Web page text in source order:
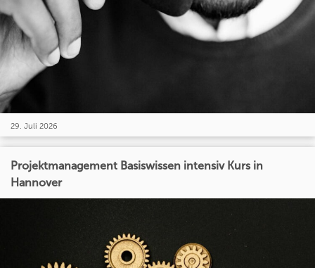
29. Juli 2026
Projektmanagement Basiswissen intensiv Kurs in
Hannover